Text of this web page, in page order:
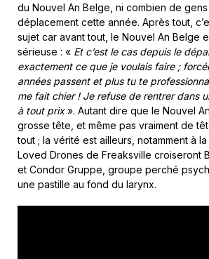
du Nouvel An Belge, ni combien de
déplacement cette année. Après tout,
sujet car avant tout, le Nouvel An Belge
sérieuse : « Et c’est le cas depuis le
exactement ce que je voulais faire ;
années passent et plus tu te
me fait chier ! Je refuse de rentrer dans
à tout prix». Autant dire que le Nouvel
grosse tête, et même pas vraiment de
tout ; la vérité est ailleurs, notamment à
Loved Drones de Freaksville croiseront
et Condor Gruppe, groupe perché
une pastille au fond du larynx.